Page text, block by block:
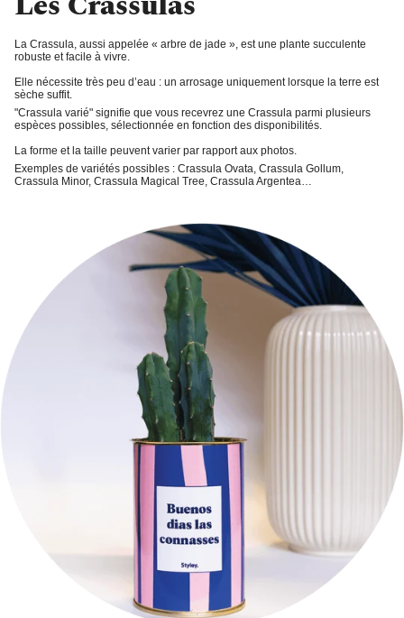
La Crassula, aussi appelée « arbre de jade », est une plante succulente
robuste et facile à vivre.
Elle nécessite très peu d’eau : un arrosage uniquement lorsque la terre est
sèche suffit.
"Crassula varié" signifie que vous recevrez une Crassula parmi plusieurs
espèces possibles, sélectionnée en fonction des disponibilités.
La forme et la taille peuvent varier par rapport aux photos.
Exemples de variétés possibles : Crassula Ovata, Crassula Gollum,
Crassula Minor, Crassula Magical Tree, Crassula Argentea…